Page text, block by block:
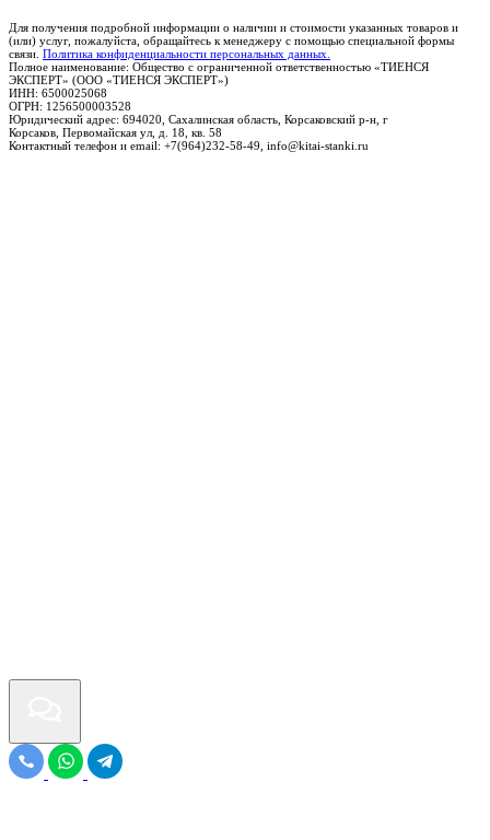
Для получения подробной информации о наличии и стоимости указанных товаров и
(или) услуг, пожалуйста, обращайтесь к менеджеру с помощью специальной формы
связи. Политика конфиденциальности персональных данных.
Полное наименование: Общество с ограниченной ответственностью «ТИЕНСЯ
ЭКСПЕРТ» (ООО «ТИЕНСЯ ЭКСПЕРТ»)
ИНН: 6500025068
ОГРН: 1256500003528
Юридический адрес: 694020, Сахалинская область, Корсаковский р-н, г
Корсаков, Первомайская ул, д. 18, кв. 58
Контактный телефон и email: +7(964)232-58-49, info@kitai-stanki.ru